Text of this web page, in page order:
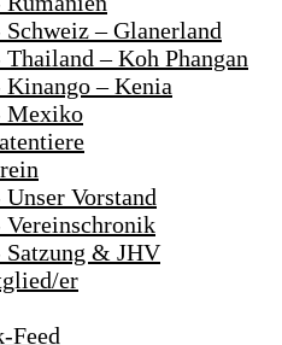
– Glanerland
– Koh Phangan
– Kenia
Vorstand
& JHV
er